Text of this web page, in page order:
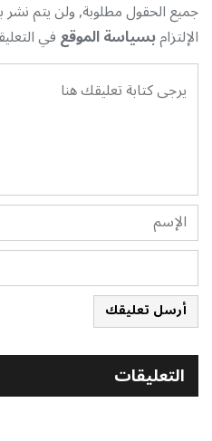
جميع الحقول مطلوبة, ولن يتم نشر
الإلتزامبسياسة الموقعفي
أرسل تعليقك
التعليقات